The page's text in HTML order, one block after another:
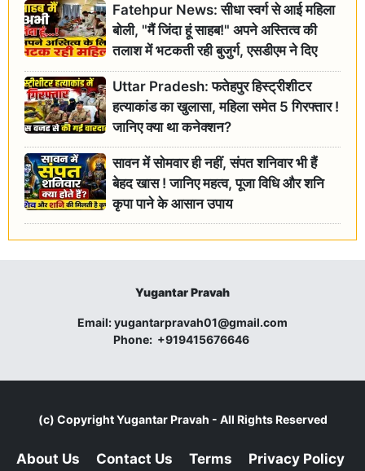
Fatehpur News: सीधा स्वर्ग से आई महिला
बोली, "मैं जिंदा हूं साहब!" अपने अस्तित्व की
तलाश में भटकती रही बुजुर्ग, एसडीएम ने दिए
जांच के आदेश
Uttar Pradesh: फतेहपुर हिस्ट्रीशीटर
हत्याकांड का खुलासा, महिला समेत 5 गिरफ्तार !
जानिए क्या था कनेक्शन?
सावन में सोमवार ही नहीं, संपत शनिवार भी हैं
बेहद खास ! जानिए महत्व, पूजा विधि और शनि
कृपा पाने के आसान उपाय
Yugantar Pravah
Email:yugantarpravah01@gmail.com
Phone: +919415676646
(c) CopyrightYugantar Pravah - All Rights Reserved
About Us Contact Us Terms Privacy Policy